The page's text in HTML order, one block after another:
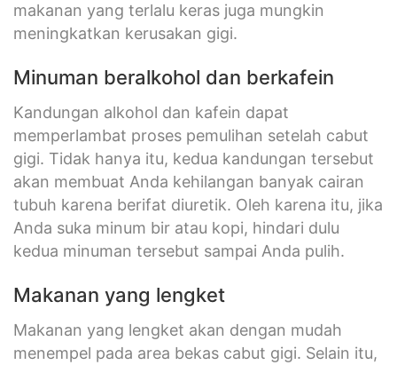
makanan yang terlalu keras juga mungkin
meningkatkan kerusakan gigi.
Minuman beralkohol dan berkafein
Kandungan alkohol dan kafein dapat
memperlambat proses pemulihan setelah cabut
gigi. Tidak hanya itu, kedua kandungan tersebut
akan membuat Anda kehilangan banyak cairan
tubuh karena berifat diuretik. Oleh karena itu, jika
Anda suka minum bir atau kopi, hindari dulu
kedua minuman tersebut sampai Anda pulih.
Makanan yang lengket
Makanan yang lengket akan dengan mudah
menempel pada area bekas cabut gigi. Selain itu,